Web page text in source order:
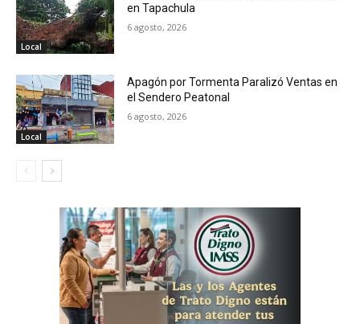
Local
en Tapachula
6 agosto, 2026
Local
Apagón por Tormenta Paralizó Ventas en
el Sendero Peatonal
6 agosto, 2026